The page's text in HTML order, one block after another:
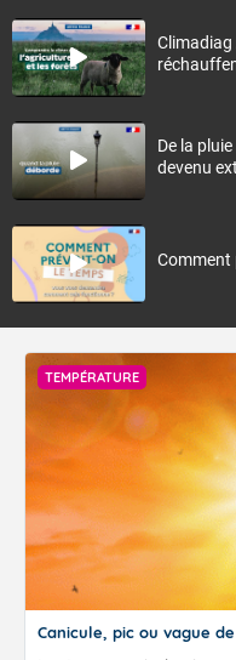
Climadiag
De la
devenu
Comment
TEMPÉRATURE
Canicule, pic ou vague